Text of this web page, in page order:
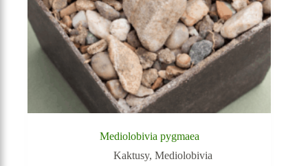
Mediolobivia pygmaea
Kaktusy,Mediolobivia